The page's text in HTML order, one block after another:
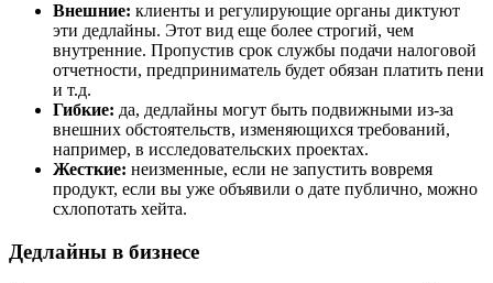
Внешние: клиенты и регулирующие органы диктуют
эти дедлайны. Этот вид еще более строгий, чем
внутренние. Пропустив срок службы подачи налоговой
отчетности, предприниматель будет обязан платить пени
и т.д.
Гибкие: да, дедлайны могут быть подвижными из-за
внешних обстоятельств, изменяющихся требований,
например, в исследовательских проектах.
Жесткие: неизменные, если не запустить вовремя
продукт, если вы уже объявили о дате публично, можно
схлопотать хейта.
Дедлайны в бизнесе